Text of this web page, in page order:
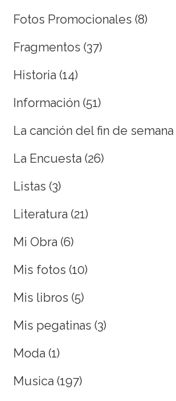
Fotos Promocionales (8)
Fragmentos (37)
Historia (14)
Información (51)
La canción del fin de semana
La Encuesta (26)
Listas (3)
Literatura (21)
Mi Obra (6)
Mis fotos (10)
Mis libros (5)
Mis pegatinas (3)
Moda (1)
Musica (197)